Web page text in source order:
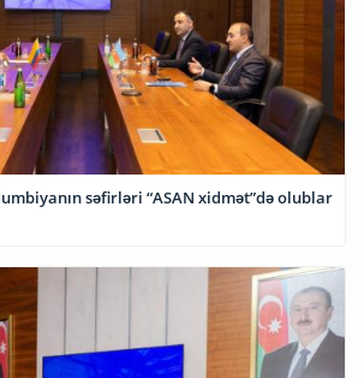
səfirləri “ASAN xidmət”də olublar